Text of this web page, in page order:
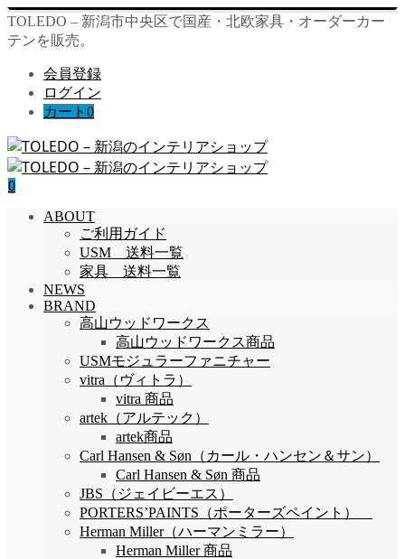
TOLEDO – 新潟市中央区で国産・北欧家具・オーダーカー
テンを販売。
会員登録
ログイン
カート 0
0
ABOUT
ご利用ガイド
USM 送料一覧
家具 送料一覧
NEWS
BRAND
高山ウッドワークス
高山ウッドワークス商品
USMモジュラーファニチャー
vitra（ヴィトラ）
vitra 商品
artek（アルテック）
artek商品
Carl Hansen & Søn（カール・ハンセン＆サン）
Carl Hansen & Søn 商品
JBS（ジェイビーエス）
PORTERS’PAINTS（ポーターズペイント）
Herman Miller（ハーマンミラー）
Herman Miller 商品